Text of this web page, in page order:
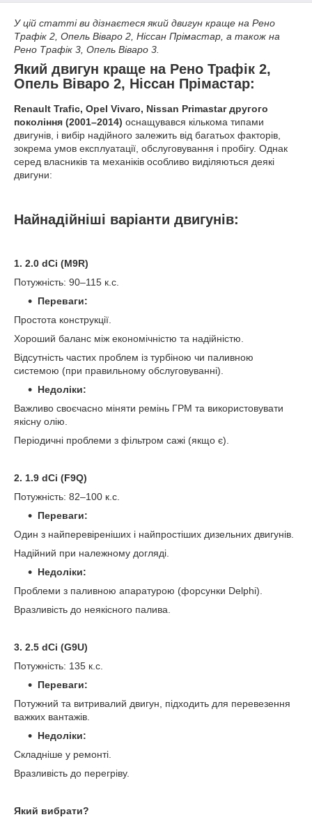
У цій статті ви дізнаєтеся який двигун краще на Рено
Трафік 2, Опель Віваро 2, Ніссан Прімастар, а також на
Рено Трафік 3, Опель Віваро 3.
Який двигун краще на Рено Трафік 2,
Опель Віваро 2, Ніссан Прімастар:
Renault Trafic, Opel Vivaro, Nissan Primastar другого
покоління (2001–2014) оснащувався кількома типами
двигунів, і вибір надійного залежить від багатьох факторів,
зокрема умов експлуатації, обслуговування і пробігу. Однак
серед власників та механіків особливо виділяються деякі
двигуни:
Найнадійніші варіанти двигунів:
1. 2.0 dCi (M9R)
Потужність: 90–115 к.с.
Переваги:
Простота конструкції.
Хороший баланс між економічністю та надійністю.
Відсутність частих проблем із турбіною чи паливною
системою (при правильному обслуговуванні).
Недоліки:
Важливо своєчасно міняти ремінь ГРМ та використовувати
якісну олію.
Періодичні проблеми з фільтром сажі (якщо є).
2. 1.9 dCi (F9Q)
Потужність: 82–100 к.с.
Переваги:
Один з найперевіреніших і найпростіших дизельних двигунів.
Надійний при належному догляді.
Недоліки:
Проблеми з паливною апаратурою (форсунки Delphi).
Вразливість до неякісного палива.
3. 2.5 dCi (G9U)
Потужність: 135 к.с.
Переваги:
Потужний та витривалий двигун, підходить для перевезення
важких вантажів.
Недоліки:
Складніше у ремонті.
Вразливість до перегріву.
Який вибрати?